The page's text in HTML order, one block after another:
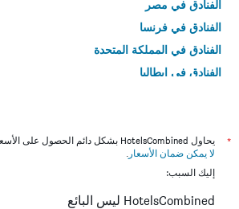
الفنادق في مصر
الفنادق في فرنسا
الفنادق في المملكة المتحدة
الفنادق في إيطاليا
*
يحاول HotelsCombined بشكل دائم الحصول على الأسعار الدقيقة، ولكن
لا يمكن ضمان الأسعار .
إليك السبب:
HotelsCombined ليس البائع